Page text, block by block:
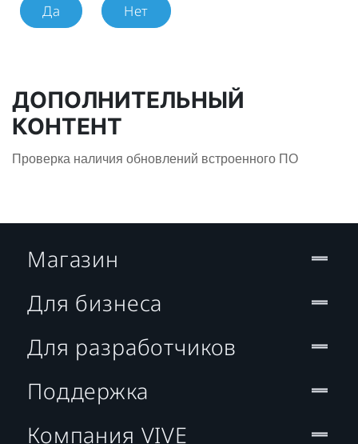
Да Нет
ДОПОЛНИТЕЛЬНЫЙ
КОНТЕНТ
Проверка наличия обновлений встроенного ПО
Магазин
Для бизнеса
Для разработчиков
Поддержка
Компания VIVE